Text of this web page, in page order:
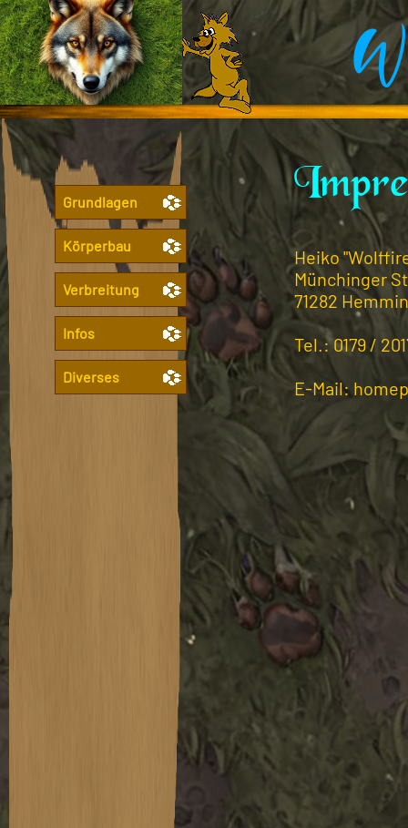
Grundlagen
Körperbau
Verbreitung
Infos
Diverses
Heiko
Münchinger
71282
Tel.: 0179 /
E-Mail: